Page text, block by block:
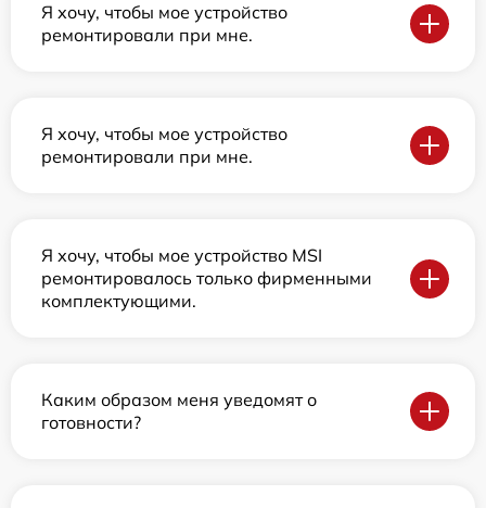
Я хочу, чтобы мое устройство
ремонтировали при мне.
Я хочу, чтобы мое устройство
ремонтировали при мне.
Я хочу, чтобы мое устройство MSI
ремонтировалось только фирменными
комплектующими.
Каким образом меня уведомят о
готовности?